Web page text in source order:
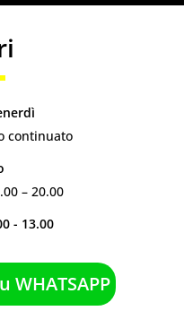
continuato
– 20.00
- 13.00
WHATSAPP